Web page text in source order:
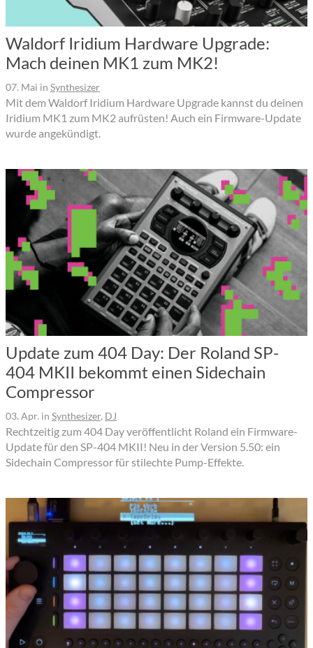
Waldorf Iridium Hardware Upgrade:
Mach deinen MK1 zum MK2!
07. Mai in Synthesizer
Mit dem Waldorf Iridium Hardware Upgrade kannst du deinen
Iridium MK1 zum MK2 aufrüsten! Auch ein Firmware-Update
wurde angekündigt.
Update zum 404 Day: Der Roland SP-
404 MKII bekommt einen Sidechain
Compressor
03. Apr. in Synthesizer, DJ
Rechtzeitig zum 404 Day veröffentlicht Roland ein Firmware-
Update für den SP-404 MKII! Neu in der Version 5.50: ein
Sidechain Compressor für stilechte Pump-Effekte.